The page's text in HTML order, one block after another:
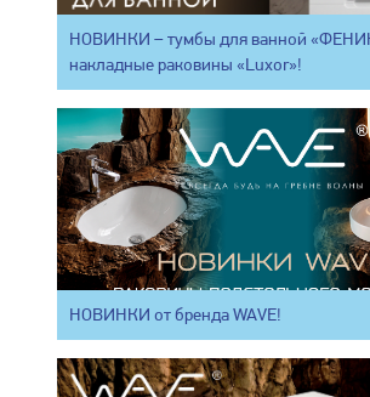
НОВИНКИ – тумбы для ванной
накладные раковины «Luxor»!
НОВИНКИ от бренда WAVE!